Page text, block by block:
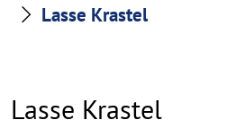
Lasse Krastel
Lasse Krastel